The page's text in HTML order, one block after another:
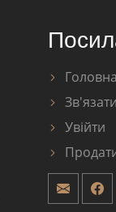
Головна
Увійти